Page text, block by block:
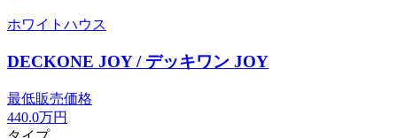
ホワイトハウス
DECKONE JOY / デッキワン JOY
最低販売価格
440.0万円